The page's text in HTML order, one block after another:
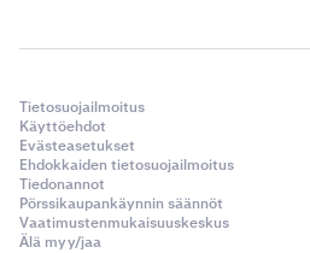
Tietosuojailmoitus
Käyttöehdot
Evästeasetukset
Ehdokkaiden tietosuojailmoitus
Tiedonannot
Pörssikaupankäynnin säännöt
Vaatimustenmukaisuuskeskus
Älä myy/jaa